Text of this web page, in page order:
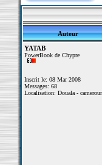
Auteur
YATAB
PowerBook de Chypre
Inscrit le: 08 Mar 2008
Messages: 68
Localisation: Douala -